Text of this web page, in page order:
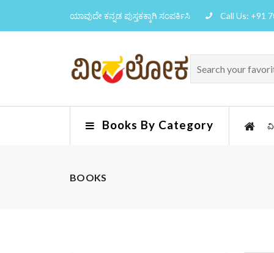
ಯಾವುದೇ ಕನ್ನಡ ಪುಸ್ತಕಕ್ಕಾಗಿ ಸಂಪರ್ಕಿಸಿ Call Us: +91
Books By Category
BOOKS